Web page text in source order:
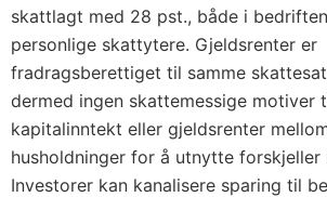
skattlagt med 28 pst., både i
personlige skattytere. Gjeldsrenter er
fradragsberettiget til samme
dermed ingen skattemessige motiver
kapitalinntekt eller gjeldsrenter
husholdninger for å utnytte forskjeller
Investorer kan kanalisere sparing til